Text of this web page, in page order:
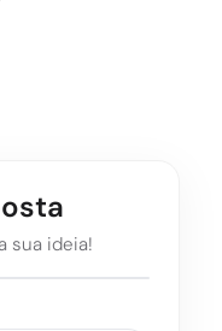
sua ideia!